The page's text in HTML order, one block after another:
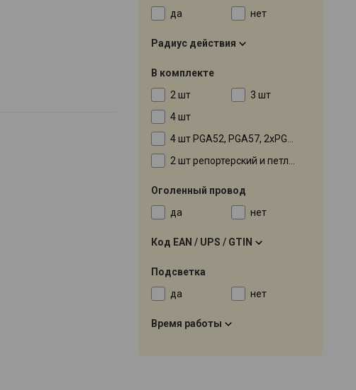
да
нет
Радиус действия
В комплекте
2 шт
3 шт
4 шт
4 шт PGA52, PGA57, 2xPGA56
2 шт репортерский и петличный
Оголенный провод
да
нет
Код EAN / UPS / GTIN
Подсветка
да
нет
Время работы